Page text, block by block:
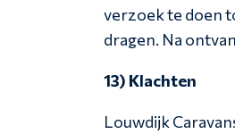
verzoek te doen
dragen. Na
13) Klachten
Louwdijk